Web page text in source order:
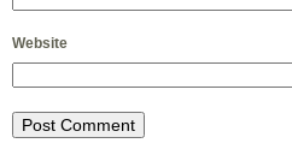
Website